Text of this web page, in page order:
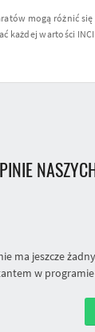
mogą różnić
każdej wartości
ma jeszcze
w